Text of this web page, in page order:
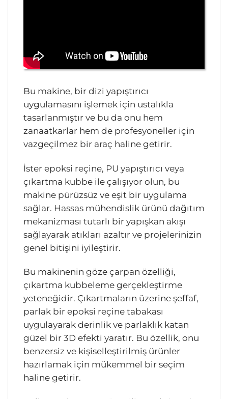
Bu makine, bir dizi yapıştırıcı
uygulamasını işlemek için ustalıkla
tasarlanmıştır ve bu da onu hem
zanaatkarlar hem de profesyoneller için
vazgeçilmez bir araç haline getirir.
İster epoksi reçine, PU yapıştırıcı veya
çıkartma kubbe ile çalışıyor olun, bu
makine pürüzsüz ve eşit bir uygulama
sağlar. Hassas mühendislik ürünü dağıtım
mekanizması tutarlı bir yapışkan akışı
sağlayarak atıkları azaltır ve projelerinizin
genel bitişini iyileştirir.
Bu makinenin göze çarpan özelliği,
çıkartma kubbeleme gerçekleştirme
yeteneğidir. Çıkartmaların üzerine şeffaf,
parlak bir epoksi reçine tabakası
uygulayarak derinlik ve parlaklık katan
güzel bir 3D efekti yaratır. Bu özellik, onu
benzersiz ve kişiselleştirilmiş ürünler
hazırlamak için mükemmel bir seçim
haline getirir.